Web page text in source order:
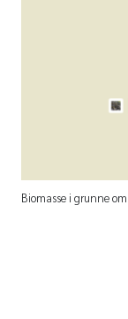
Biomasse i grunne